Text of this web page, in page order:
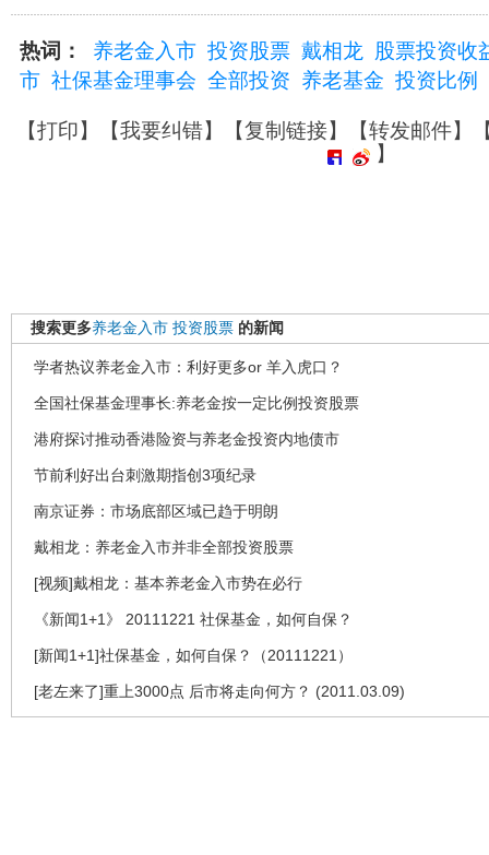
热词： 养老金入市 投资股票 戴相龙
股票投资收
市 社保基金理事会 全部投资 养老基金 投资比例
【打印】【我要纠错】【复制链接】【转发邮件】
】
搜索更多养老金入市 投资股票 的新闻
学者热议养老金入市：利好更多or 羊入虎口？
全国社保基金理事长:养老金按一定比例投资股票
港府探讨推动香港险资与养老金投资内地债市
节前利好出台刺激期指创3项纪录
南京证券：市场底部区域已趋于明朗
戴相龙：养老金入市并非全部投资股票
[视频]戴相龙：基本养老金入市势在必行
《新闻1+1》 20111221 社保基金，如何自保？
[新闻1+1]社保基金，如何自保？（20111221）
[老左来了]重上3000点 后市将走向何方？ (2011.03.09)